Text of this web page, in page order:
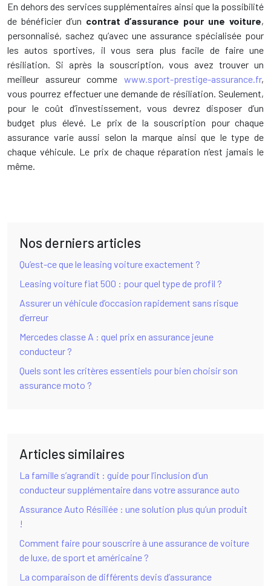
En dehors des services supplémentaires ainsi que la possibilité
de bénéficier d’un contrat d’assurance pour une voiture,
personnalisé, sachez qu’avec une assurance spécialisée pour
les autos sportives, il vous sera plus facile de faire une
résiliation. Si après la souscription, vous avez trouver un
meilleur assureur comme www.sport-prestige-assurance.fr,
vous pourrez effectuer une demande de résiliation. Seulement,
pour le coût d’investissement, vous devrez disposer d’un
budget plus élevé. Le prix de la souscription pour chaque
assurance varie aussi selon la marque ainsi que le type de
chaque véhicule. Le prix de chaque réparation n’est jamais le
même.
Nos derniers articles
Qu’est-ce que le leasing voiture exactement ?
Leasing voiture fiat 500 : pour quel type de profil ?
Assurer un véhicule d’occasion rapidement sans risque
d’erreur
Mercedes classe A : quel prix en assurance jeune
conducteur ?
Quels sont les critères essentiels pour bien choisir son
assurance moto ?
Articles similaires
La famille s’agrandit : guide pour l’inclusion d’un
conducteur supplémentaire dans votre assurance auto
Assurance Auto Résiliée : une solution plus qu’un produit
!
Comment faire pour souscrire à une assurance de voiture
de luxe, de sport et américaine ?
La comparaison de différents devis d’assurance